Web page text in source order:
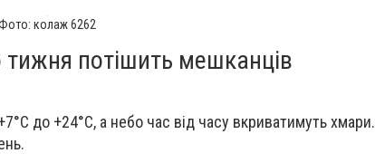
колаж 6262
потішить мешканців
до +24°C, а небо час від часу вкриватимуть хмари.